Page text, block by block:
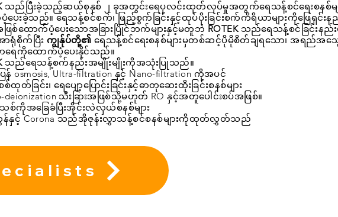
သည်ပြီးခဲ့သည့်ဆယ်စုနှစ် ၂ ခုအတွင်းရေပုလင်းထုတ်လုပ်မှုအတွက်ရေသန့်စင်ရေးစနစ်မျ
ေးခဲ့သည်။ ရေသန့်စင်စက်၊ ဖြည့်စွက်ခြင်းနှင့်ထုပ်ပိုးခြင်းစက်ကိရိယာများကိုဖြေရှင်းန
ြစ်ထောက်ပံ့ပေးသောအခြားပြိုင်ဘက်များနှင့်မတူဘဲ ROTEKသည်ရေသန့်စင်ခြင်းနည်
ရုံစိုက်ပြီး ကျွန်ုပ်တို့၏ ရေသန့်စင်ရေးစနစ်များမှတစ်ဆင့်ပိုမိုစိတ်ချရသော၊ အရည်အသွ
ာရေကိုထောက်ပံ့ပေးနိုင်သည်။
သည်ရေသန့်စက်နည်းအမျိုးမျိုးကိုအသုံးပြုသည်။
ပြန် osmosis, Ultra-filtration နှင့် Nano-filtration ကိုအပင်
ထုတ်ခြင်း၊ ရေပျော့ပြောင်းခြင်းနှင့်ဓာတုဆေးထိုးခြင်းစနစ်များ
deionization သီးခြားအဖြစ်သို့မဟုတ် RO နှင့်အတူပေါင်းစပ်အဖြစ်။
စ်ကိုအခြေခံပြီးအိုင်းလဲလှယ်စနစ်များ
န်နှင့် Corona သည်အိုဇုန်းလွှာသန့်စင်စနစ်များကိုထုတ်လွှတ်သည်